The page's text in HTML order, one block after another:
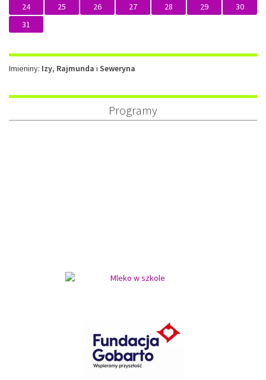
24
25 26 27 28 29
30
31
Imieniny
Imieniny: Izy, Rajmunda i Seweryna
Programy